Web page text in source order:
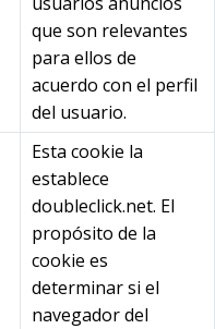
que son relevantes
para ellos de
acuerdo con el perfil
del usuario.
Esta cookie la
establece
doubleclick.net. El
propósito de la
cookie es
determinar si el
navegador del